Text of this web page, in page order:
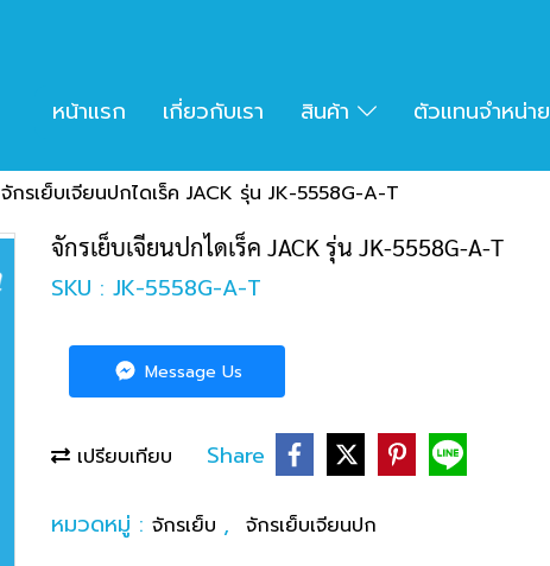
หน้าแรก เกี่ยวกับเรา สินค้า ตัวแทนจำหน่าย
จักรเย็บเจียนปกไดเร็ค JACK รุ่น JK-5558G-A-T
จักรเย็บเจียนปกไดเร็ค JACK รุ่น JK-5558G-A-T
SKU : JK-5558G-A-T
Message Us
เปรียบเทียบ Share
หมวดหมู่ : จักรเย็บ , จักรเย็บเจียนปก